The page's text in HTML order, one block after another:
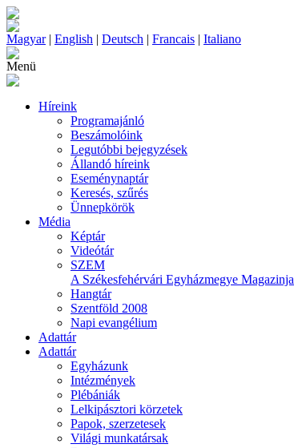
Magyar| English | Deutsch | Francais | Italiano
Menü
Híreink
Programajánló
Beszámolóink
Legutóbbi bejegyzések
Állandó híreink
Eseménynaptár
Keresés, szűrés
Ünnepkörök
Média
Képtár
Videótár
SZEM
A Székesfehérvári Egyházmegye Magazinja
Hangtár
Szentföld 2008
Napi evangélium
Adattár
Adattár
Egyházunk
Intézmények
Plébániák
Lelkipásztori körzetek
Papok, szerzetesek
Világi munkatársak